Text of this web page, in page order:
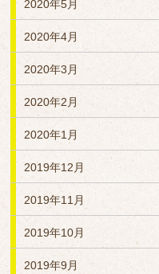
2020年5月
2020年4月
2020年3月
2020年2月
2020年1月
2019年12月
2019年11月
2019年10月
2019年9月